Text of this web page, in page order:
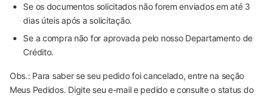
Se os documentos solicitados não forem enviados em até 3
dias úteis após a solicitação.
Se a compra não for aprovada pelo nosso Departamento de
Crédito.
Obs.: Para saber se seu pedido foi cancelado, entre na seção
Meus Pedidos. Digite seu e-mail e pedido e consulte o status do